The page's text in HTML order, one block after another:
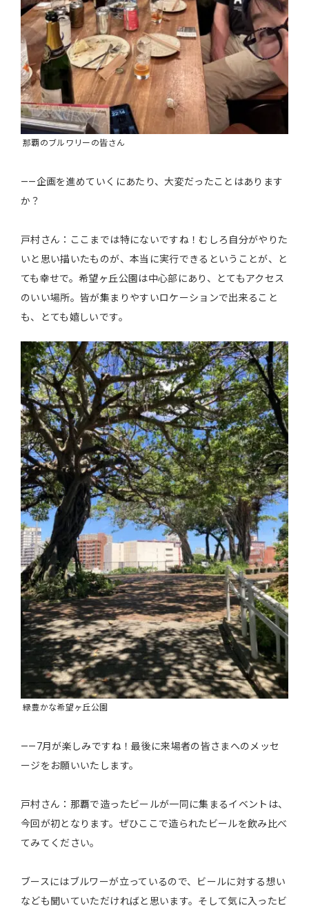
那覇のブルワリーの皆さん
――企画を進めていくにあたり、大変だったことはあります
か？
戸村さん：ここまでは特にないですね！むしろ自分がやりた
いと思い描いたものが、本当に実行できるということが、と
ても幸せで。希望ヶ丘公園は中心部にあり、とてもアクセス
のいい場所。皆が集まりやすいロケーションで出来ること
も、とても嬉しいです。
緑豊かな希望ヶ丘公園
――7月が楽しみですね！最後に来場者の皆さまへのメッセ
ージをお願いいたします。
戸村さん：那覇で造ったビールが一同に集まるイベントは、
今回が初となります。ぜひここで造られたビールを飲み比べ
てみてください。
ブースにはブルワーが立っているので、ビールに対する想い
なども聞いていただければと思います。そして気に入ったビ